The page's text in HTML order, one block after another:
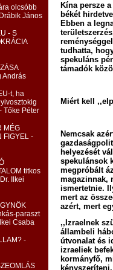
olcsóbb
János
- S
András
t, ha
Tőke Péter
MÉG
FIGYEL -
titkos
Ilkei
paraszt
Csaba
-
Kína persze
békét
Ebben a
tudhatta,
spekuláns
támadók
Miért kell
Nemcsak
helyezését
spekulánsok
megpróbált
magazinnak,
ismertetnie.
mert az
azért, mert
,,Izraelnek
állambeli
útvonalat és
izraeliek
kormányfő,